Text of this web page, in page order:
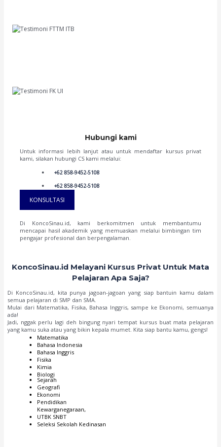
Hubungi kami
Untuk informasi lebih lanjut atau untuk mendaftar kursus privat
kami, silakan hubungi CS kami melalui:
+62 858-9452-5108
+62 858-9452-5108
KONSULTASI
Di KoncoSinau.id, kami berkomitmen untuk membantumu
mencapai hasil akademik yang memuaskan melalui bimbingan tim
pengajar profesional dan berpengalaman.
KoncoSinau.id Melayani Kursus Privat Untuk Mata
Pelajaran Apa Saja?
Di KoncoSinau.id, kita punya jagoan-jagoan yang siap bantuin kamu dalam
semua pelajaran di SMP dan SMA.
Mulai dari Matematika, Fisika, Bahasa Inggris, sampe ke Ekonomi, semuanya
ada!
Jadi, nggak perlu lagi deh bingung nyari tempat kursus buat mata pelajaran
yang kamu suka atau yang bikin kepala mumet. Kita siap bantu kamu, gengs!
Matematika
Bahasa Indonesia
Bahasa Inggris
Fisika
Kimia
Biologi
Sejarah
Geografi
Ekonomi
Pendidikan
Kewarganegaraan,
UTBK SNBT
Seleksi Sekolah Kedinasan